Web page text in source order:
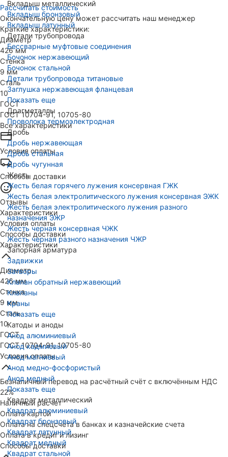
Вкладыш металлический
Вкладыш бронзовый
Вкладыш латунный
Детали трубопровода
Бессварные муфтовые соединения
Бочонок нержавеющий
Бочонок стальной
Детали трубопровода титановые
Заглушка нержавеющая фланцевая
Показать еще
Драгметаллы
Проволока термоэлектродная
Дробь
Дробь нержавеющая
Дробь стальная
Дробь чугунная
Жесть
Жесть белая горячего лужения консервная ГЖК
Жесть белая электролитического лужения консервная ЭЖК
Жесть белая электролитического лужения разного
назначения ЭЖР
Жесть черная консервная ЧЖК
Жесть черная разного назначения ЧЖР
Запорная арматура
Задвижки
Затворы
Клапан обратный нержавеющий
Клапаны
Краны
Показать еще
Катоды и аноды
Анод алюминиевый
Анод кадмиевый
Анод магниевый
Анод медно-фосфористый
Анод медный
Показать еще
Квадрат металлический
Квадрат алюминиевый
Квадрат бронзовый
Квадрат латунный
Квадрат медный
Квадрат стальной
Рассчитать стоимость
Окончательную цену может рассчитать наш менеджер
Краткие характеристики:
Диаметр
426 мм
Стенка
9 мм
Сталь
10
ГОСТ
ГОСТ 10704-91, 10705-80
Все характеристики
Условия оплаты
Способы доставки
Отзывы
Характеристики
Условия оплаты
Способы доставки
Характеристики
Диаметр
426 мм
Стенка
9 мм
Сталь
10
ГОСТ
ГОСТ 10704-91, 10705-80
Условия оплаты
Безналичный перевод на расчётный счёт с включённым НДС
22%
Наличный расчет
Оплата картой
Оплата на спецсчета в банках и казначейские счета
Оплата в кредит и лизинг
Способы доставки